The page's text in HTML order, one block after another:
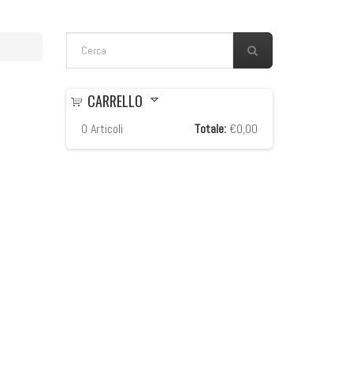
FORM DI RICERCA
CARRELLO
0 Articoli Totale: €0,00